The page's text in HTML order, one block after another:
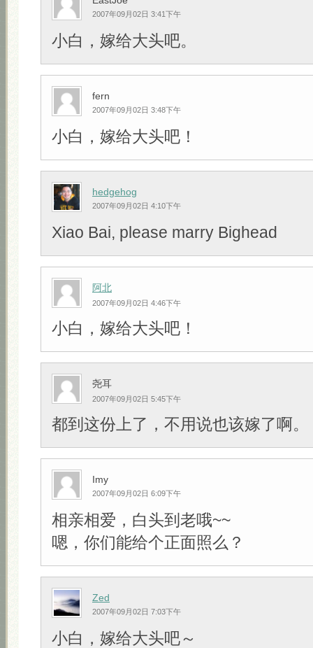
2007年09月02日 3:41下午
小白，嫁给大头吧。
fern
2007年09月02日 3:48下午
小白，嫁给大头吧！
hedgehog
2007年09月02日 4:10下午
Xiao Bai, please marry Bighead
阿北
2007年09月02日 4:46下午
小白，嫁给大头吧！
尧耳
2007年09月02日 5:45下午
都到这份上了，不用说也该嫁了啊。
Imy
2007年09月02日 6:09下午
相亲相爱，白头到老哦~~
嗯，你们能给个正面照么？
Zed
2007年09月02日 7:03下午
小白，嫁给大头吧～